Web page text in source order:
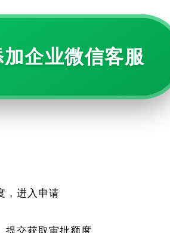
左右（个人资质不同，利息
费率为准）；
，进入申请
提交获取审批额度
企业微信客服